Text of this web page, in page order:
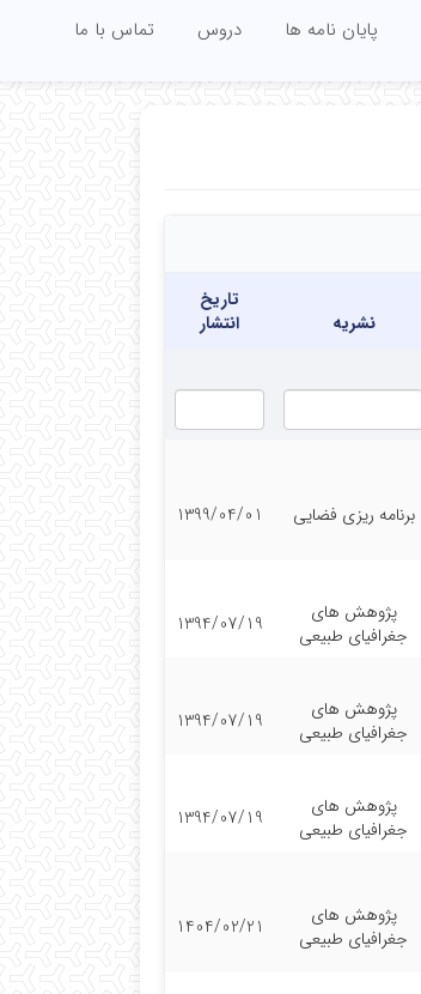
پایان نامه ها دروس تماس با ما
نشریه
تاریخ
انتشار
برنامه ریزی فضایی 1399/04/01
پژوهش های
جغرافیای طبیعی
1394/07/19
پژوهش های
جغرافیای طبیعی
1394/07/19
پژوهش های
جغرافیای طبیعی
1394/07/19
پژوهش های
جغرافیای طبیعی
1404/02/21